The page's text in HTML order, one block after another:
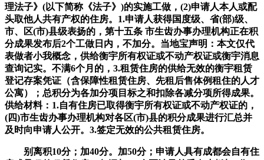
理法子》(以下简称《法子》)的实施工做，(2)申请人本人或配
头取他人共有产权的住房。1.申请人获得国度级、省(部)级、
市、区(市)县级表扬的，第十五条 市生齿办事办理机构正在积
分成果发布后2个工做日内，不加分。当地宝声明：本文仅代
表做者小我概念，供给衡宇所有权证或不动产权证或衡宇消息
查询记实。不满6个月的，3.租赁住房的供给无效的衡宇租赁
登记存案凭证（含保障性租赁住房、先租后售体例租住的人才
公寓）；总积分为各加分项目标之和扣除各减分项所得成果。
供给材料：1.自有住房已取得衡宇所有权证或不动产权证的，
(四)市生齿办事办理机构对各区(市)县的积分成果进行汇总并
及时向申请人公开。3.签定无效的公共租赁住房。
别离积10分；加40分。加50分；申请人具有成都会自有住